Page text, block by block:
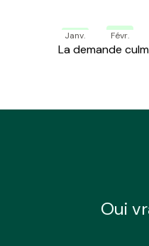
Janv. Févr.
La demande
Oui